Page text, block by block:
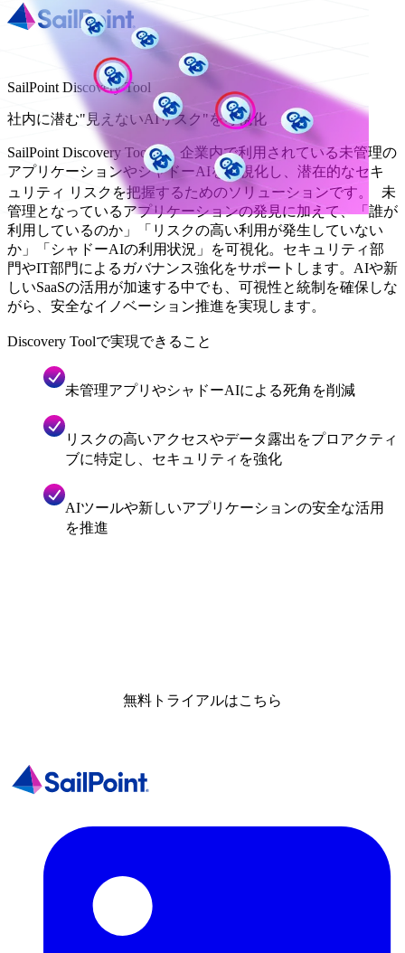
SailPoint Discovery Tool
社内に潜む"見えないAIリスク"を可視化
SailPoint Discovery Toolは、企業内で利用されている未管理の
アプリケーションやシャドーAIを可視化し、潜在的なセキ
ュリティ リスクを把握するためのソリューションです。 未
管理となっているアプリケーションの発見に加えて、「誰が
利用しているのか」「リスクの高い利用が発生していない
か」「シャドーAIの利用状況」を可視化。セキュリティ部
門やIT部門によるガバナンス強化をサポートします。AIや新
しいSaaSの活用が加速する中でも、可視性と統制を確保しな
がら、安全なイノベーション推進を実現します。
Discovery Toolで実現できること
未管理アプリやシャドーAIによる死角を削減
リスクの高いアクセスやデータ露出をプロアクティ
ブに特定し、セキュリティを強化
AIツールや新しいアプリケーションの安全な活用
を推進
無料トライアルはこちら